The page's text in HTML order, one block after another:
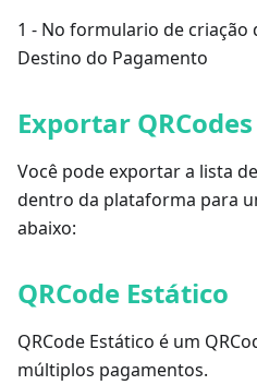
1 - No formulario de criação
Destino do Pagamento
Exportar
Você pode exportar a lista
dentro da plataforma para
abaixo:
QRCode Estático
QRCode Estático é um
múltiplos pagamentos.